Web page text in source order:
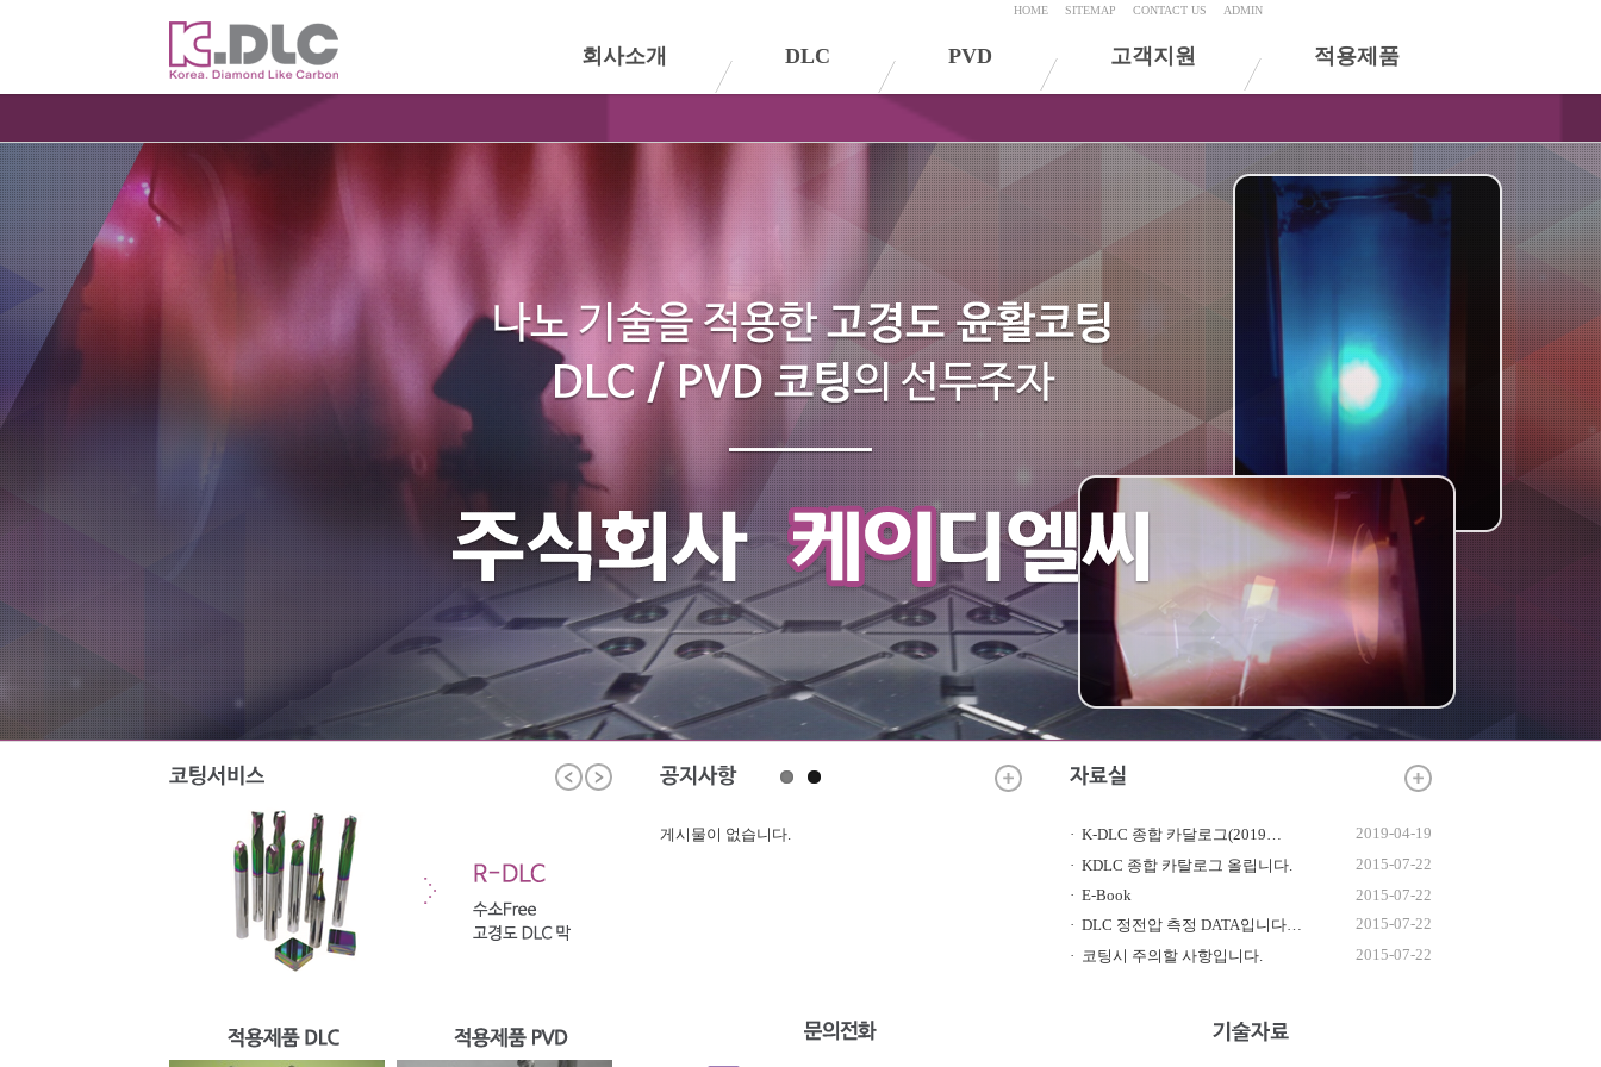
HOME SITEMAP CONTACT US ADMIN
회사소개 DLC PVD 고객지원 적용제품
게시물이 없습니다. K-DLC 종합 카달로그(2019…
2019-04-19
KDLC 종합 카탈로그 올립니다.
2015-07-22
E-Book
2015-07-22
DLC 정전압 측정 DATA입니다…
2015-07-22
코팅시 주의할 사항입니다.
2015-07-22